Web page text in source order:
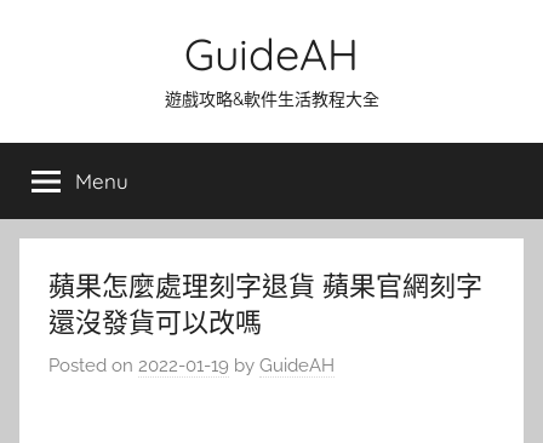
GuideAH
遊戲攻略&軟件生活教程大全
Menu
蘋果怎麼處理刻字退貨 蘋果官網刻字
還沒發貨可以改嗎
Posted on 2022-01-19 by GuideAH